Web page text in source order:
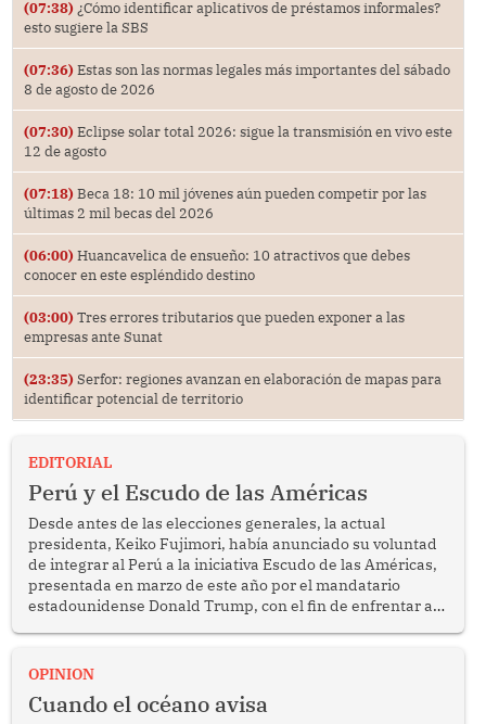
(07:38) ¿Cómo identificar aplicativos de préstamos informales?
esto sugiere la SBS
(07:36) Estas son las normas legales más importantes del sábado
8 de agosto de 2026
(07:30) Eclipse solar total 2026: sigue la transmisión en vivo este
12 de agosto
(07:18) Beca 18: 10 mil jóvenes aún pueden competir por las
últimas 2 mil becas del 2026
(06:00) Huancavelica de ensueño: 10 atractivos que debes
conocer en este espléndido destino
(03:00) Tres errores tributarios que pueden exponer a las
empresas ante Sunat
(23:35) Serfor: regiones avanzan en elaboración de mapas para
identificar potencial de territorio
EDITORIAL
Perú y el Escudo de las Américas
Desde antes de las elecciones generales, la actual
presidenta, Keiko Fujimori, había anunciado su voluntad
de integrar al Perú a la iniciativa Escudo de las Américas,
presentada en marzo de este año por el mandatario
estadounidense Donald Trump, con el fin de enfrentar al
OPINION
Cuando el océano avisa